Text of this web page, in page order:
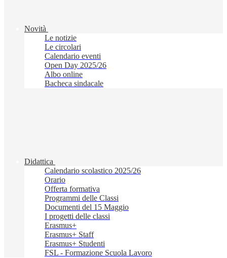
Novità
Le notizie
Le circolari
Calendario eventi
Open Day 2025/26
Albo online
Bacheca sindacale
Didattica
Calendario scolastico 2025/26
Orario
Offerta formativa
Programmi delle Classi
Documenti del 15 Maggio
I progetti delle classi
Erasmus+
Erasmus+ Staff
Erasmus+ Studenti
FSL - Formazione Scuola Lavoro